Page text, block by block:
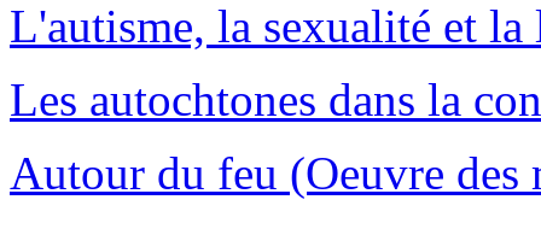
L'autisme, la sexualité et
Les autochtones dans la
Autour du feu (Oeuvre des